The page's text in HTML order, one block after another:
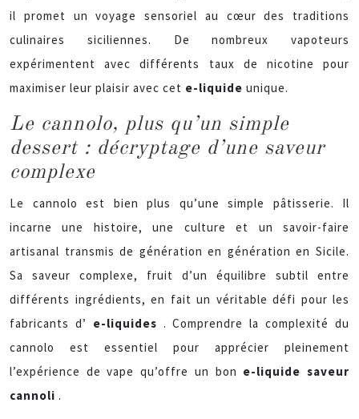
il promet un voyage sensoriel au cœur des traditions
culinaires siciliennes. De nombreux vapoteurs
expérimentent avec différents taux de nicotine pour
maximiser leur plaisir avec cet e-liquide unique.
Le cannolo, plus qu’un simple
dessert : décryptage d’une saveur
complexe
Le cannolo est bien plus qu’une simple pâtisserie. Il
incarne une histoire, une culture et un savoir-faire
artisanal transmis de génération en génération en Sicile.
Sa saveur complexe, fruit d’un équilibre subtil entre
différents ingrédients, en fait un véritable défi pour les
fabricants d’ e-liquides . Comprendre la complexité du
cannolo est essentiel pour apprécier pleinement
l’expérience de vape qu’offre un bon e-liquide saveur
cannoli .